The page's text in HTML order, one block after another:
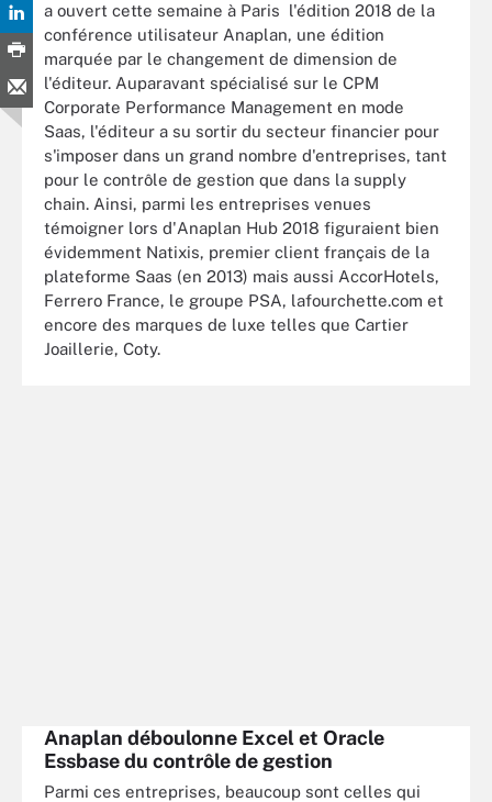
a ouvert cette semaine à Paris l'édition 2018 de la
conférence utilisateur Anaplan, une édition
marquée par le changement de dimension de
l'éditeur. Auparavant spécialisé sur le CPM
Corporate Performance Management en mode
Saas, l'éditeur a su sortir du secteur financier pour
s'imposer dans un grand nombre d'entreprises, tant
pour le contrôle de gestion que dans la supply
chain. Ainsi, parmi les entreprises venues
témoigner lors d'Anaplan Hub 2018 figuraient bien
évidemment Natixis, premier client français de la
plateforme Saas (en 2013) mais aussi AccorHotels,
Ferrero France, le groupe PSA, lafourchette.com et
encore des marques de luxe telles que Cartier
Joaillerie, Coty.
Anaplan déboulonne Excel et Oracle
Essbase du contrôle de gestion
Parmi ces entreprises, beaucoup sont celles qui